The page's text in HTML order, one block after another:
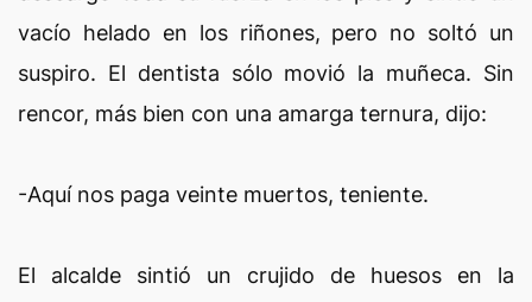
vacío helado en los riñones, pero no soltó un
suspiro. El dentista sólo movió la muñeca. Sin
rencor, más bien con una amarga ternura, dijo:
-Aquí nos paga veinte muertos, teniente.
El alcalde sintió un crujido de huesos en la